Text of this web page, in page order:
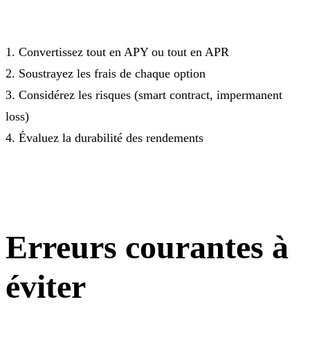
1. Convertissez tout en APY ou tout en APR
2. Soustrayez les frais de chaque option
3. Considérez les risques (smart contract, impermanent
loss)
4. Évaluez la durabilité des rendements
Erreurs courantes à
éviter